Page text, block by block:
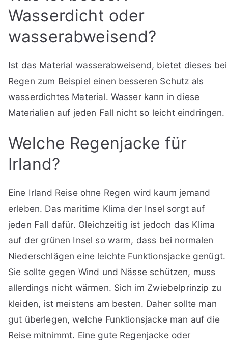
Wasserdicht oder
wasserabweisend?
Ist das Material wasserabweisend, bietet dieses bei
Regen zum Beispiel einen besseren Schutz als
wasserdichtes Material. Wasser kann in diese
Materialien auf jeden Fall nicht so leicht eindringen.
Welche Regenjacke für
Irland?
Eine Irland Reise ohne Regen wird kaum jemand
erleben. Das maritime Klima der Insel sorgt auf
jeden Fall dafür. Gleichzeitig ist jedoch das Klima
auf der grünen Insel so warm, dass bei normalen
Niederschlägen eine leichte Funktionsjacke genügt.
Sie sollte gegen Wind und Nässe schützen, muss
allerdings nicht wärmen. Sich im Zwiebelprinzip zu
kleiden, ist meistens am besten. Daher sollte man
gut überlegen, welche Funktionsjacke man auf die
Reise mitnimmt. Eine gute Regenjacke oder